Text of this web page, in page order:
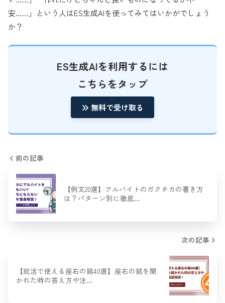
安……」という人はES生成AIを使ってみてはいかがでしょう
か？
ES生成AIを利用するには
こちらをタップ
無料で受け取る
前の記事
【例文20選】アルバイトのガクチカの書き方
は？パターン別に徹底…
次の記事
【就活で使える座右の銘40選】座右の銘を聞
かれた時の答え方や注…